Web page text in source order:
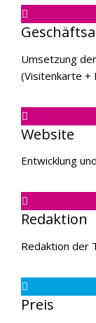
Umsetzung
(Visitenkarte +
Website
Entwicklung
Redaktion
Redaktion der
Preis